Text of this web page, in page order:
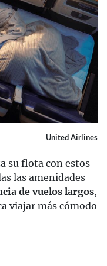
United Airlines
su flota con estos
las amenidades
de vuelos largos,
viajar más cómodo